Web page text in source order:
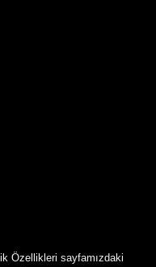
Özellikleri sayfamızdaki